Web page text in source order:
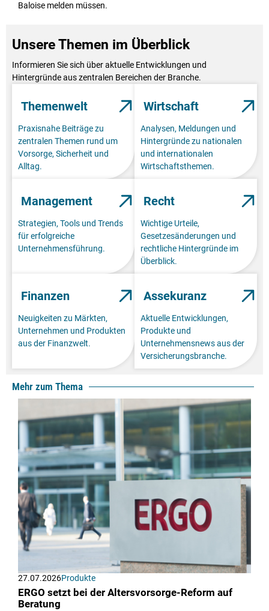
Baloise melden müssen.
Unsere Themen im Überblick
Informieren Sie sich über aktuelle Entwicklungen und
Hintergründe aus zentralen Bereichen der Branche.
Themenwelt
Praxisnahe Beiträge zu
zentralen Themen rund um
Vorsorge, Sicherheit und
Alltag.
Wirtschaft
Analysen, Meldungen und
Hintergründe zu nationalen
und internationalen
Wirtschaftsthemen.
Management
Strategien, Tools und Trends
für erfolgreiche
Unternehmensführung.
Recht
Wichtige Urteile,
Gesetzesänderungen und
rechtliche Hintergründe im
Überblick.
Finanzen
Neuigkeiten zu Märkten,
Unternehmen und Produkten
aus der Finanzwelt.
Assekuranz
Aktuelle Entwicklungen,
Produkte und
Unternehmensnews aus der
Versicherungsbranche.
Mehr zum Thema
27.07.2026Produkte
ERGO setzt bei der Altersvorsorge-Reform auf
Beratung